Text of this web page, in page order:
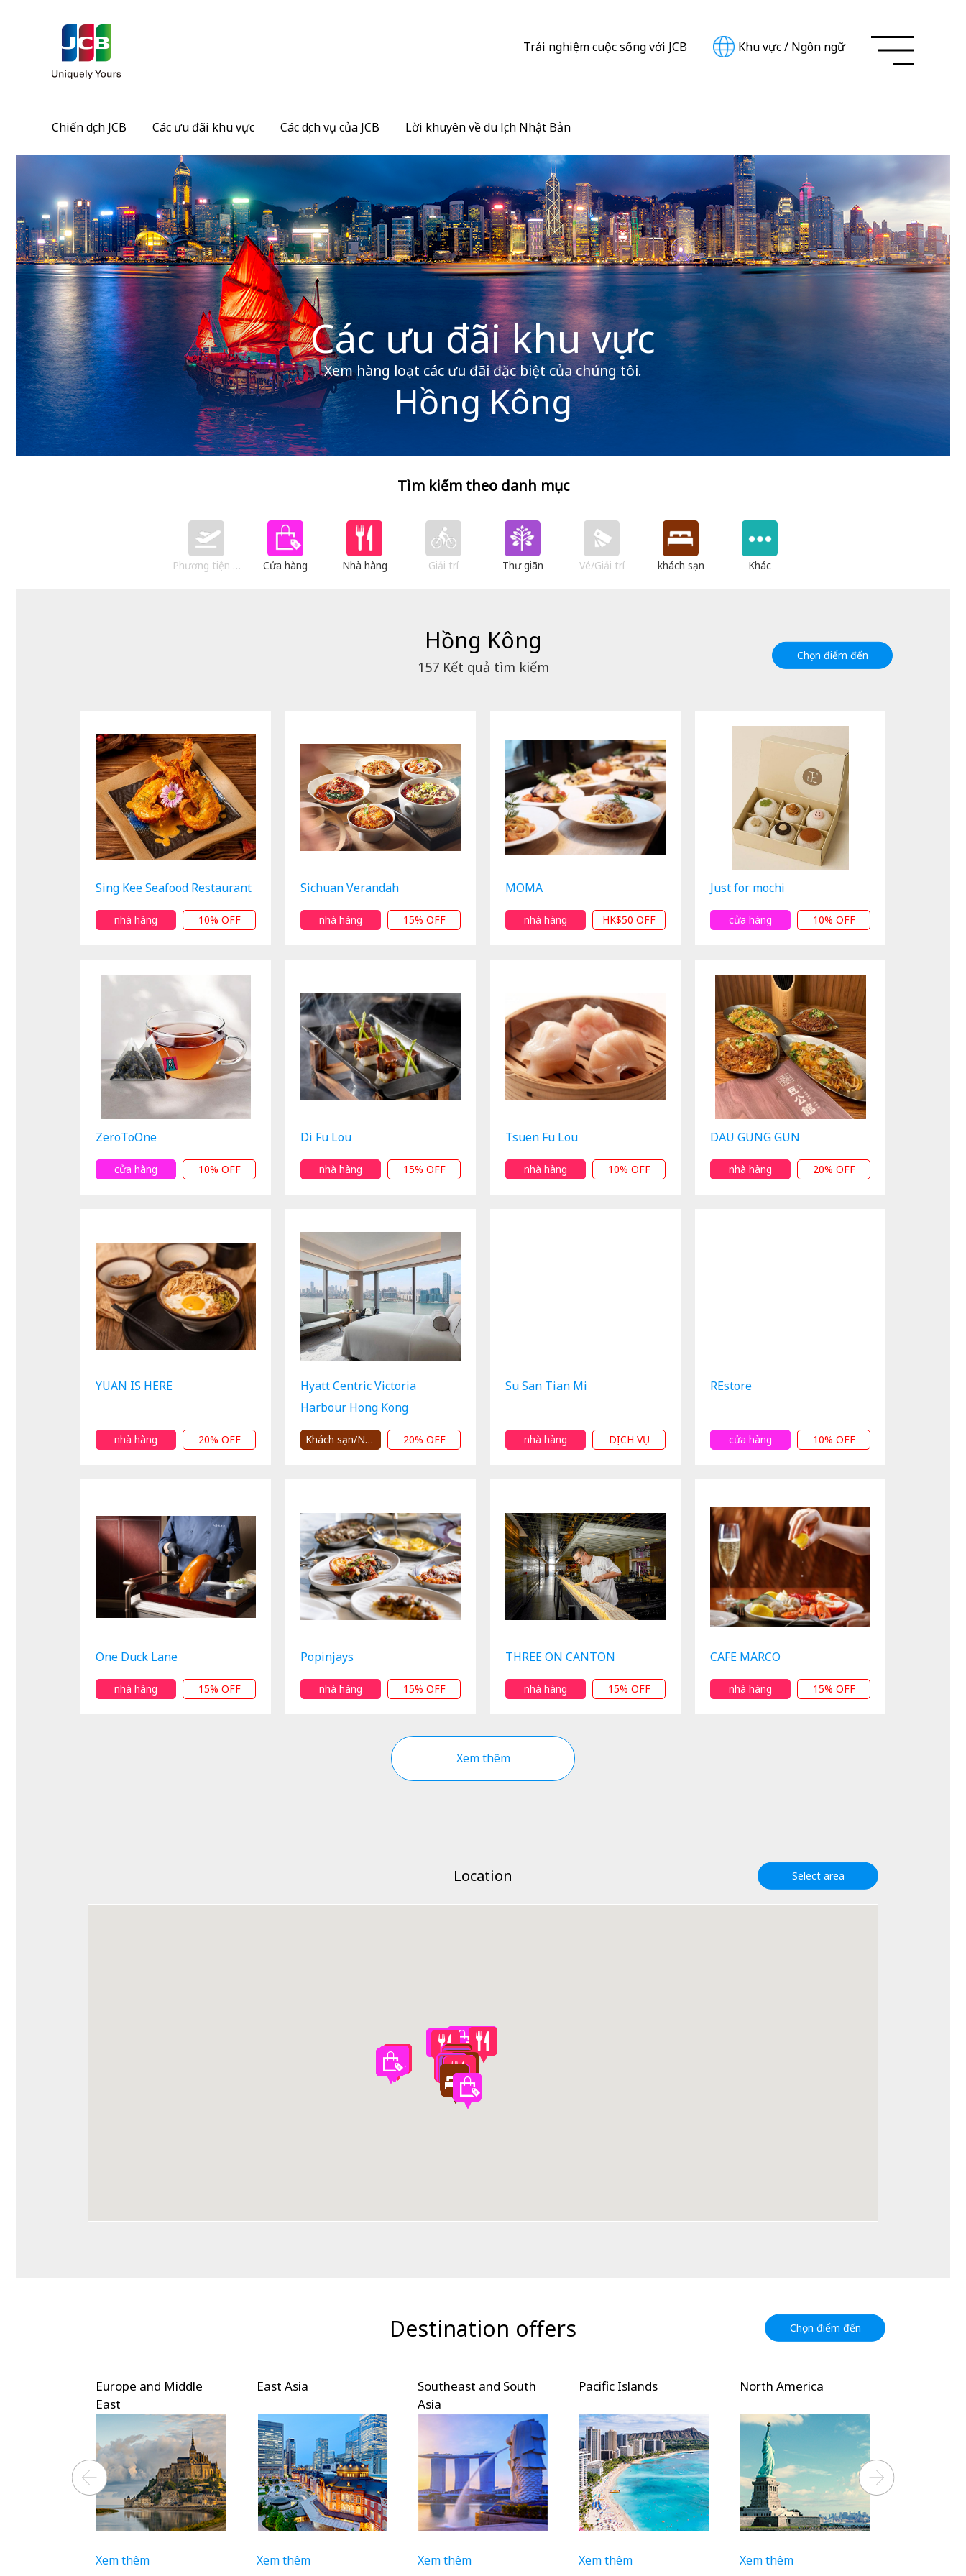
Trải nghiệm cuộc sống với JCB Khu vực/ Ngôn ngữ
Chiến dịch JCB Các ưu đãi khu vực Các dịch vụ của JCB Lời khuyên về du lịch Nhật Bản
Các ưu đãi khu vực
Xem hàng loạt các ưu đãi đặc biệt của chúng tôi.
Hồng Kông
Tìm kiếm theo danh mục
Phương tiện giao thôngCửa hàng Nhà hàng Giải trí Thư giãn Vé/Giải trí khách sạn Khác
Hồng Kông
157Kết quả tìm kiếm
Chọn điểm đến
Sing Kee Seafood Restaurant
nhà hàng 10% OFF
Sichuan Verandah
nhà hàng 15% OFF
MOMA
nhà hàng HK$50 OFF
Just for mochi
cửa hàng 10% OFF
ZeroToOne
cửa hàng 10% OFF
Di Fu Lou
nhà hàng 15% OFF
Tsuen Fu Lou
nhà hàng 10% OFF
DAU GUNG GUN
nhà hàng 20% OFF
YUAN IS HERE
nhà hàng 20% OFF
Hyatt Centric Victoria
Harbour Hong Kong
Khách sạn/Nhà trọ 20% OFF
Su San Tian Mi
nhà hàng DỊCH VỤ
REstore
cửa hàng 10% OFF
One Duck Lane
nhà hàng 15% OFF
Popinjays
nhà hàng 15% OFF
THREE ON CANTON
nhà hàng 15% OFF
CAFE MARCO
nhà hàng 15% OFF
Xem thêm
Location Select area
Destination offers Chọn điểm đến
Europe and Middle
East
Xem thêm
East Asia
Xem thêm
Southeast and South
Asia
Xem thêm
Pacific Islands
Xem thêm
North America
Xem thêm
Next